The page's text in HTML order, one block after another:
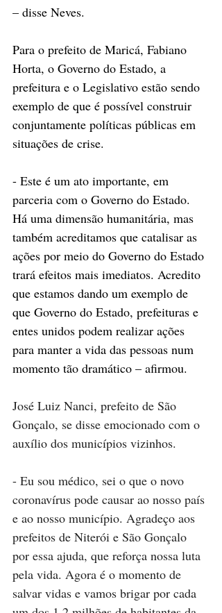
– disse Neves.
Para o prefeito de Maricá, Fabiano
Horta, o Governo do Estado, a
prefeitura e o Legislativo estão sendo
exemplo de que é possível construir
conjuntamente políticas públicas em
situações de crise.
- Este é um ato importante, em
parceria com o Governo do Estado.
Há uma dimensão humanitária, mas
também acreditamos que catalisar as
ações por meio do Governo do Estado
trará efeitos mais imediatos. Acredito
que estamos dando um exemplo de
que Governo do Estado, prefeituras e
entes unidos podem realizar ações
para manter a vida das pessoas num
momento tão dramático – afirmou.
José Luiz Nanci, prefeito de São
Gonçalo, se disse emocionado com o
auxílio dos municípios vizinhos.
- Eu sou médico, sei o que o novo
coronavírus pode causar ao nosso país
e ao nosso município. Agradeço aos
prefeitos de Niterói e São Gonçalo
por essa ajuda, que reforça nossa luta
pela vida. Agora é o momento de
salvar vidas e vamos brigar por cada